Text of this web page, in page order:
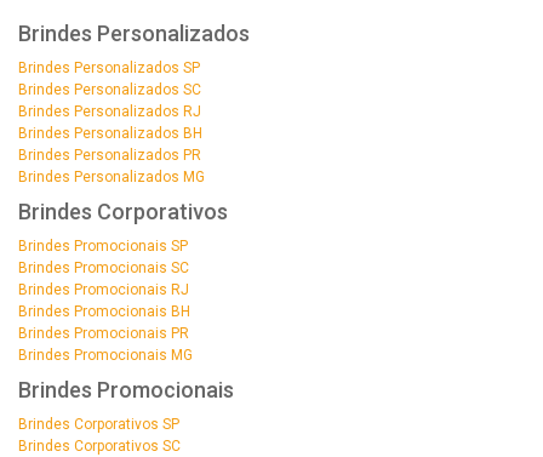
Brindes Personalizados
Brindes Personalizados SP
Brindes Personalizados SC
Brindes Personalizados RJ
Brindes Personalizados BH
Brindes Personalizados PR
Brindes Personalizados MG
Brindes Corporativos
Brindes Promocionais SP
Brindes Promocionais SC
Brindes Promocionais RJ
Brindes Promocionais BH
Brindes Promocionais PR
Brindes Promocionais MG
Brindes Promocionais
Brindes Corporativos SP
Brindes Corporativos SC